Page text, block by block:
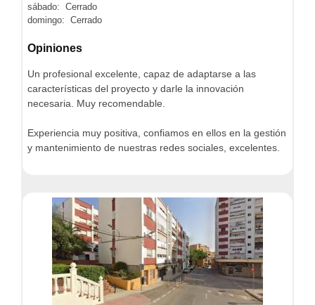
sábado: Cerrado
domingo: Cerrado
Opiniones
Un profesional excelente, capaz de adaptarse a las
características del proyecto y darle la innovación
necesaria. Muy recomendable.
Experiencia muy positiva, confiamos en ellos en la gestión
y mantenimiento de nuestras redes sociales, excelentes.